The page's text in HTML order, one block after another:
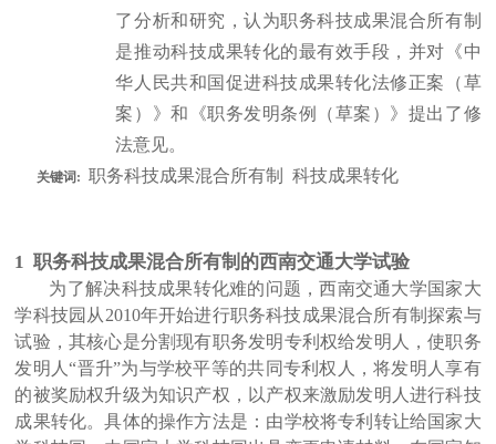
了分析和研究，认为职务科技成果混合所有制
是推动科技成果转化的最有效手段，并对《中
华人民共和国促进科技成果转化法修正案（草
案）》和《职务发明条例（草案）》提出了修
法意见。
关键词: 职务科技成果混合所有制 科技成果转化
1 职务科技成果混合所有制的西南交通大学试验
为了解决科技成果转化难的问题，西南交通大学国家大
学科技园从2010年开始进行职务科技成果混合所有制探索与
试验，其核心是分割现有职务发明专利权给发明人，使职务
发明人“晋升”为与学校平等的共同专利权人，将发明人享有
的被奖励权升级为知识产权，以产权来激励发明人进行科技
成果转化。具体的操作方法是：由学校将专利转让给国家大